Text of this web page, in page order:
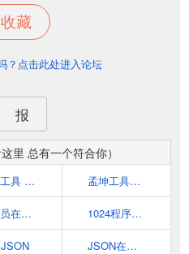
收藏
？点击此处进入论坛
报
里 总有一个符合你）
在线工具 - aTool - 最全面的工具集合 孟坤工具箱网页版
程序员在线工具 1024程序员开发工具箱 - 1024Tools
JSON在线解析及格式化验证 - JSON.cn